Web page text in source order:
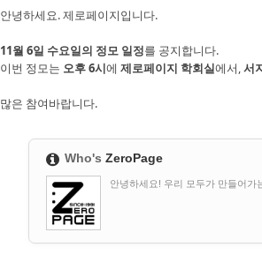
안녕하세요. 제로페이지입니다.
11월 6일 수요일의 정모 일정를 공지합니다.
이번 정모는 오후 6시에 제로페이지 학회실에서,서
많은 참여바랍니다.
Who's ZeroPage
안녕하세요! 우리 모두가 만들어가